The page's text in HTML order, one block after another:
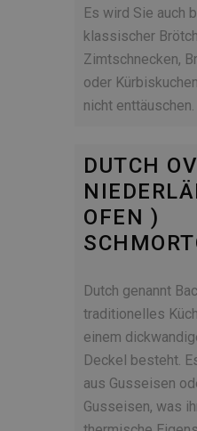
Es wird Sie auch
klassischer
Zimtschnecken,
oder
nicht enttäuschen.
DUTCH
OFEN )
Dutch genannt
traditionelles
einem
Deckel besteht.
aus Gusseisen
Gusseisen, was